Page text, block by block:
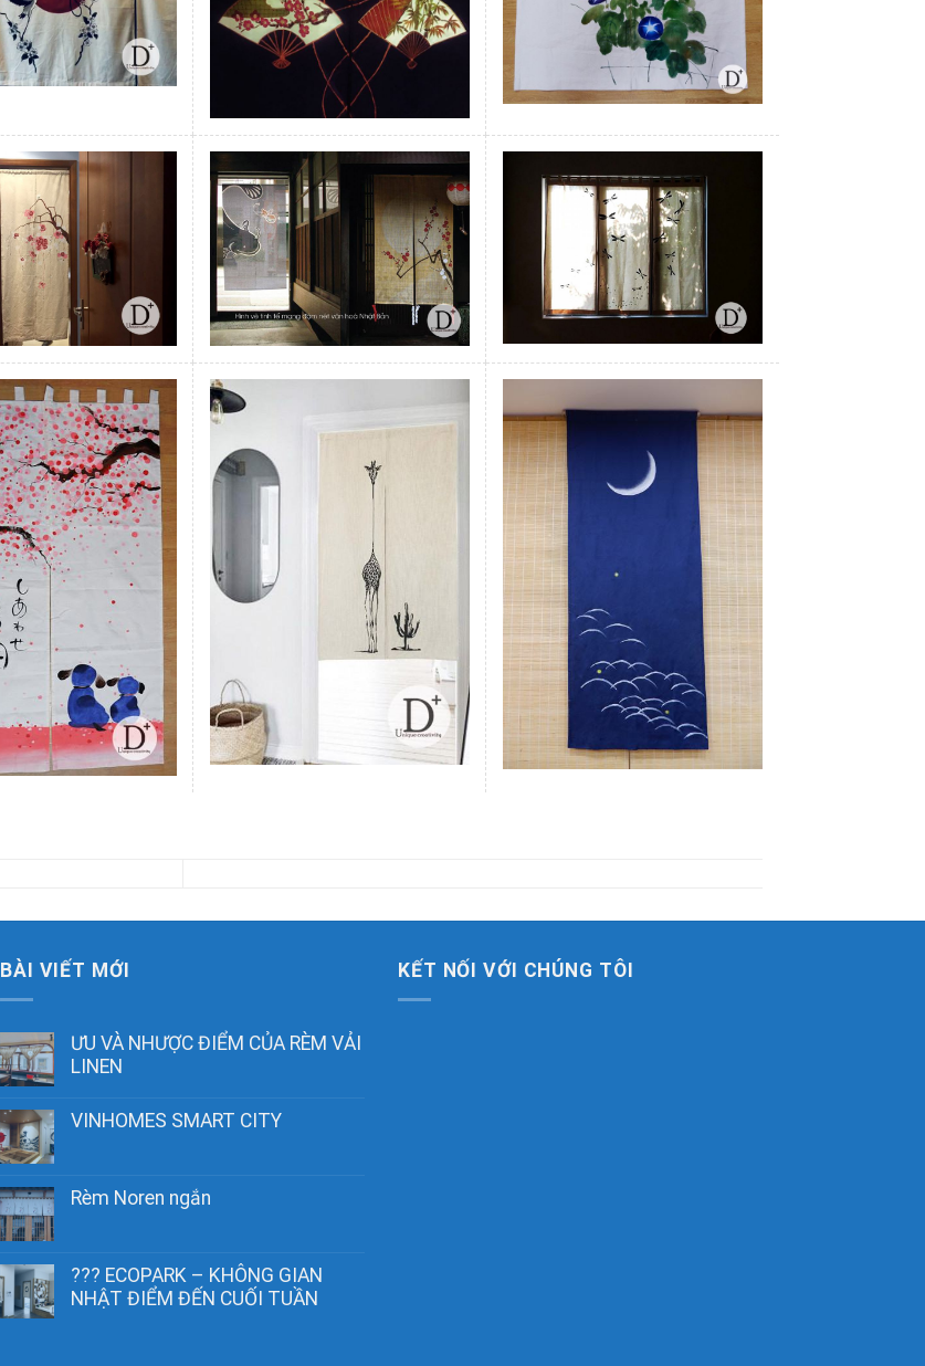
BÀI VIẾT MỚI
ƯU VÀ NHƯỢC ĐIỂM CỦA RÈM VẢI
LINEN
VINHOMES SMART CITY
Rèm Noren ngắn
??? ECOPARK – KHÔNG GIAN
NHẬT ĐIỂM ĐẾN CUỐI TUẦN
KẾT NỐI VỚI CHÚNG TÔI